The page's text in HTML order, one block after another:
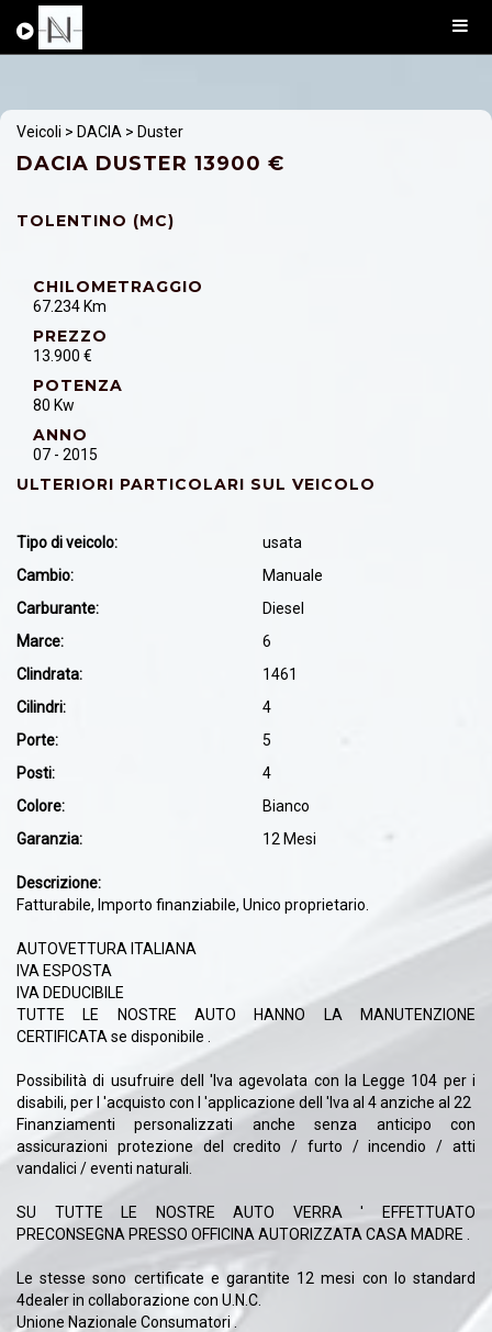
Veicoli > DACIA > Duster
DACIA DUSTER 13900 €
TOLENTINO (MC)
CHILOMETRAGGIO
67.234 Km
PREZZO
13.900 €
POTENZA
80 Kw
ANNO
07 - 2015
ULTERIORI PARTICOLARI SUL VEICOLO
Tipo di veicolo:
usata
Cambio:
Manuale
Carburante:
Diesel
Marce:
6
Clindrata:
1461
Cilindri:
4
Porte:
5
Posti:
4
Colore:
Bianco
Garanzia:
12 Mesi
Descrizione:
Fatturabile, Importo finanziabile, Unico proprietario.
AUTOVETTURA ITALIANA
IVA ESPOSTA
IVA DEDUCIBILE
TUTTE LE NOSTRE AUTO HANNO LA MANUTENZIONE
CERTIFICATA se disponibile .
Possibilità di usufruire dell 'Iva agevolata con la Legge 104 per i
disabili, per l 'acquisto con l 'applicazione dell 'Iva al 4 anziche al 22
Finanziamenti personalizzati anche senza anticipo con
assicurazioni protezione del credito / furto / incendio / atti
vandalici / eventi naturali.
SU TUTTE LE NOSTRE AUTO VERRA ' EFFETTUATO
PRECONSEGNA PRESSO OFFICINA AUTORIZZATA CASA MADRE .
Le stesse sono certificate e garantite 12 mesi con lo standard
4dealer in collaborazione con U.N.C.
Unione Nazionale Consumatori .